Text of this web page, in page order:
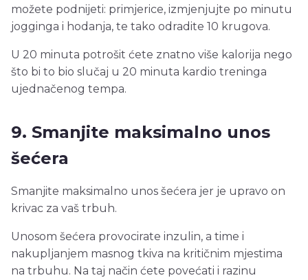
možete podnijeti: primjerice, izmjenjujte po minutu
jogginga i hodanja, te tako odradite 10 krugova.
U 20 minuta potrošit ćete znatno više kalorija nego
što bi to bio slučaj u 20 minuta kardio treninga
ujednačenog tempa.
9. Smanjite maksimalno unos
šećera
Smanjite maksimalno unos šećera jer je upravo on
krivac za vaš trbuh.
Unosom šećera provocirate inzulin, a time i
nakupljanjem masnog tkiva na kritičnim mjestima
na trbuhu. Na taj način ćete povećati i razinu